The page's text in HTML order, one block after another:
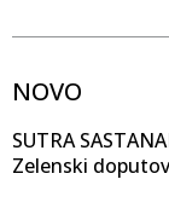
NOVO
SUTRA
Zelenski